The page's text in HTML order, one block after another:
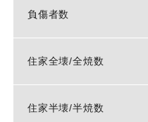
負傷者数
住家全壊/全焼数
住家半壊/半焼数